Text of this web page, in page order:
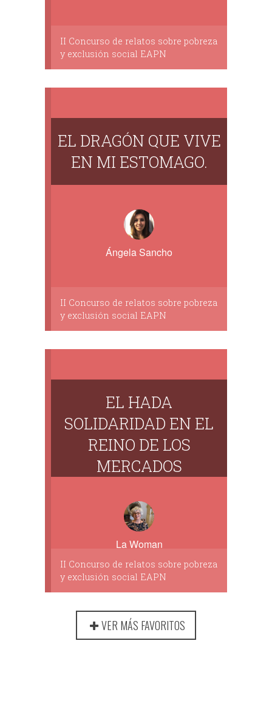
II Concurso de relatos sobre pobreza
y exclusión social EAPN
EL DRAGÓN QUE VIVE
EN MI ESTOMAGO.
Ángela Sancho
II Concurso de relatos sobre pobreza
y exclusión social EAPN
EL HADA
SOLIDARIDAD EN EL
REINO DE LOS
MERCADOS
La Woman
II Concurso de relatos sobre pobreza
y exclusión social EAPN
VER MÁS FAVORITOS